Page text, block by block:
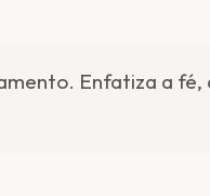
Enfatiza a